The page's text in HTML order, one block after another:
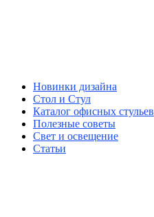
Новинки дизайна
Стол и Стул
Каталог офисных стульев
Полезные советы
Свет и освещение
Статьи